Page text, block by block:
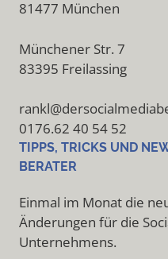
81477 München
Münchener Str. 7
83395 Freilassing
0176.62 40 54 52
TIPPS, TRICKS UND
BERATER
Einmal im Monat die
Änderungen für die
Unternehmens.